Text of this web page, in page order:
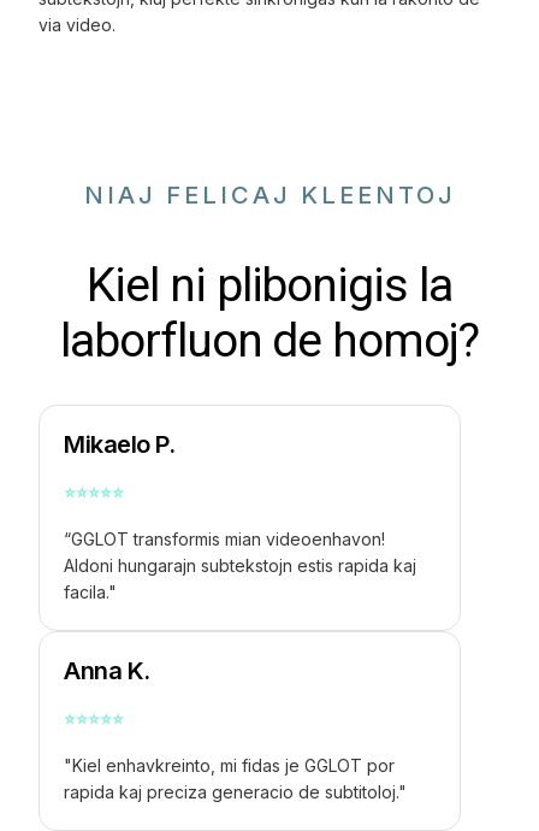
via video.
NIAJ FELICAJ KLEENTOJ
Kiel ni plibonigis la
laborfluon de homoj?
Mikaelo P.
⭐⭐⭐⭐⭐
“GGLOT transformis mian videoenhavon!
Aldoni hungarajn subtekstojn estis rapida kaj
facila."
Anna K.
⭐⭐⭐⭐⭐
"Kiel enhavkreinto, mi fidas je GGLOT por
rapida kaj preciza generacio de subtitoloj."